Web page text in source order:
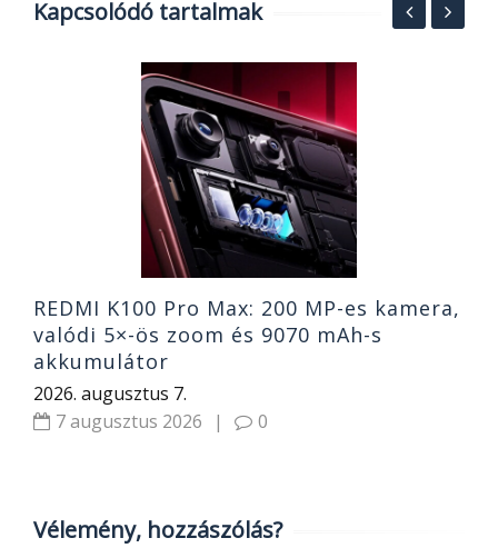
Kapcsolódó tartalmak
REDMI K100 Pro Max: 200 MP-es kamera,
valódi 5×-ös zoom és 9070 mAh-s
akkumulátor
2026. augusztus 7.
7 augusztus 2026
| 0
Vélemény, hozzászólás?